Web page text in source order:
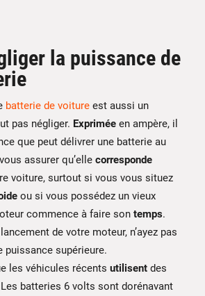
la puissance de
batterie de voiture est aussi un
pas négliger. Exprimée en ampère, il
que peut délivrer une batterie au
assurer qu’elle corresponde
voiture, surtout si vous vous situez
ou si vous possédez un vieux
commence à faire son temps.
de votre moteur, n’ayez pas
puissance supérieure.
les véhicules récents utilisent des
batteries 6 volts sont dorénavant